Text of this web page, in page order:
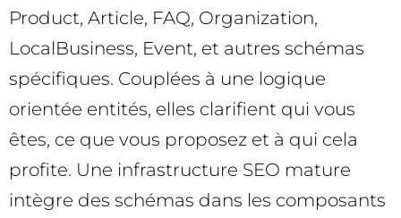
Product, Article, FAQ, Organization,
LocalBusiness, Event, et autres schémas
spécifiques. Couplées à une logique
orientée entités, elles clarifient qui vous
êtes, ce que vous proposez et à qui cela
profite. Une infrastructure SEO mature
intègre des schémas dans les composants